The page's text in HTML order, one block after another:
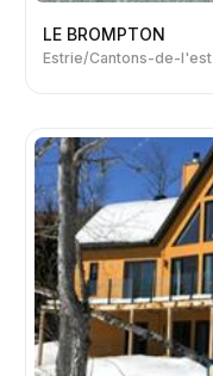
LE BROMPTON
Estrie/Cantons-de-l'est